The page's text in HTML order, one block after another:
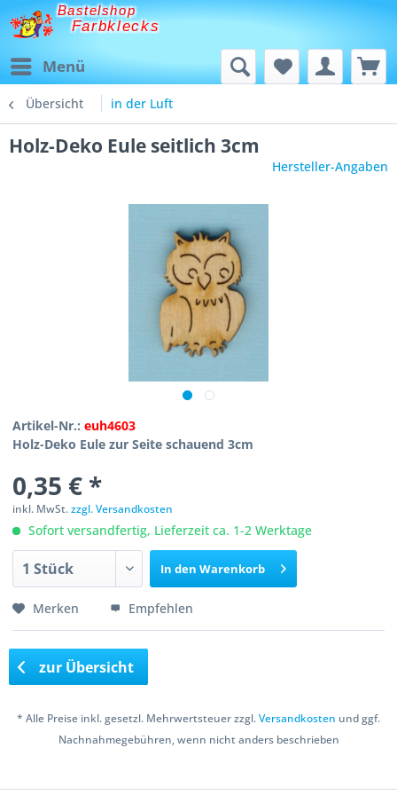
Bastelshop
Farbklecks
Menü
Übersicht in der Luft
Holz-Deko Eule seitlich 3cm
Hersteller-Angaben
Artikel-Nr.:euh4603
Holz-Deko Eule zur Seite schauend 3cm
0,35 € *
inkl. MwSt.zzgl. Versandkosten
Sofort versandfertig, Lieferzeit ca. 1-2 Werktage
In den Warenkorb
Merken Empfehlen
zur Übersicht
* Alle Preise inkl. gesetzl. Mehrwertsteuer zzgl.Versandkosten und ggf.
Nachnahmegebühren, wenn nicht anders beschrieben